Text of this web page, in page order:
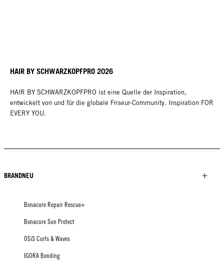
HAIR BY SCHWARZKOPFPRO 2026
HAIR BY SCHWARZKOPFPRO ist eine Quelle der Inspiration,
entwickelt von und für die globale Friseur-Community. Inspiration FOR
EVERY YOU.
BRANDNEU
Bonacure Repair Rescue+
Bonacure Sun Protect
OSiS Curls & Waves
IGORA Bonding